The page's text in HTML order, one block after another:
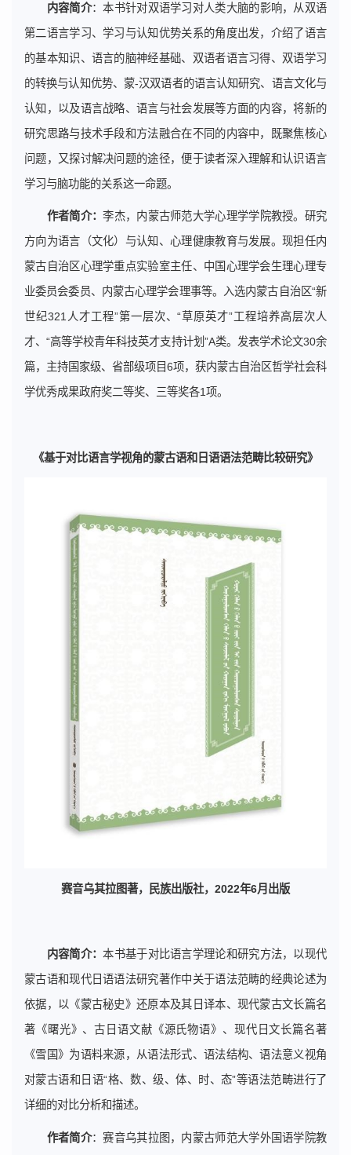
内容简介：本书针对双语学习对人类大脑的影响，从双语
第二语言学习、学习与认知优势关系的角度出发，介绍了语言
的基本知识、语言的脑神经基础、双语者语言习得、双语学习
的转换与认知优势、蒙-汉双语者的语言认知研究、语言文化与
认知，以及语言战略、语言与社会发展等方面的内容，将新的
研究思路与技术手段和方法融合在不同的内容中，既聚焦核心
问题，又探讨解决问题的途径，便于读者深入理解和认识语言
学习与脑功能的关系这一命题。
作者简介：李杰，内蒙古师范大学心理学学院教授。研究
方向为语言（文化）与认知、心理健康教育与发展。现担任内
蒙古自治区心理学重点实验室主任、中国心理学会生理心理专
业委员会委员、内蒙古心理学会理事等。入选内蒙古自治区“新
世纪321人才工程”第一层次、“草原英才”工程培养高层次人
才、“高等学校青年科技英才支持计划”A类。发表学术论文30余
篇，主持国家级、省部级项目6项，获内蒙古自治区哲学社会科
学优秀成果政府奖二等奖、三等奖各1项。
《基于对比语言学视角的蒙古语和日语语法范畴比较研究》
赛音乌其拉图著，民族出版社，2022年6月出版
内容简介：本书基于对比语言学理论和研究方法，以现代
蒙古语和现代日语语法研究著作中关于语法范畴的经典论述为
依据，以《蒙古秘史》还原本及其日译本、现代蒙古文长篇名
著《曙光》、古日语文献《源氏物语》、现代日文长篇名著
《雪国》为语料来源，从语法形式、语法结构、语法意义视角
对蒙古语和日语“格、数、级、体、时、态”等语法范畴进行了
详细的对比分析和描述。
作者简介：赛音乌其拉图，内蒙古师范大学外国语学院教